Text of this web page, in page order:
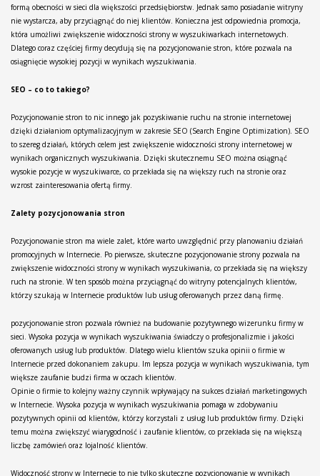
formą obecności w sieci dla większości przedsiębiorstw. Jednak samo posiadanie witryny
nie wystarcza, aby przyciągnąć do niej klientów. Konieczna jest odpowiednia promocja,
która umożliwi zwiększenie widoczności strony w wyszukiwarkach internetowych.
Dlatego coraz częściej firmy decydują się na pozycjonowanie stron, które pozwala na
osiągnięcie wysokiej pozycji w wynikach wyszukiwania.
SEO – co to takiego?
Pozycjonowanie stron to nic innego jak pozyskiwanie ruchu na stronie internetowej
dzięki działaniom optymalizacyjnym w zakresie SEO (Search Engine Optimization). SEO
to szereg działań, których celem jest zwiększenie widoczności strony internetowej w
wynikach organicznych wyszukiwania. Dzięki skutecznemu SEO można osiągnąć
wysokie pozycje w wyszukiwarce, co przekłada się na większy ruch na stronie oraz
wzrost zainteresowania ofertą firmy.
Zalety pozycjonowania stron
Pozycjonowanie stron ma wiele zalet, które warto uwzględnić przy planowaniu działań
promocyjnych w Internecie. Po pierwsze, skuteczne pozycjonowanie strony pozwala na
zwiększenie widoczności strony w wynikach wyszukiwania, co przekłada się na większy
ruch na stronie. W ten sposób można przyciągnąć do witryny potencjalnych klientów,
którzy szukają w Internecie produktów lub usług oferowanych przez daną firmę.
pozycjonowanie stron pozwala również na budowanie pozytywnego wizerunku firmy w
sieci. Wysoka pozycja w wynikach wyszukiwania świadczy o profesjonalizmie i jakości
oferowanych usług lub produktów. Dlatego wielu klientów szuka opinii o firmie w
Internecie przed dokonaniem zakupu. Im lepsza pozycja w wynikach wyszukiwania, tym
większe zaufanie budzi firma w oczach klientów.
Opinie o firmie to kolejny ważny czynnik wpływający na sukces działań marketingowych
w Internecie. Wysoka pozycja w wynikach wyszukiwania pomaga w zdobywaniu
pozytywnych opinii od klientów, którzy korzystali z usług lub produktów firmy. Dzięki
temu można zwiększyć wiarygodność i zaufanie klientów, co przekłada się na większą
liczbę zamówień oraz lojalność klientów.
Widoczność strony w Internecie to nie tylko skuteczne pozycjonowanie w wynikach